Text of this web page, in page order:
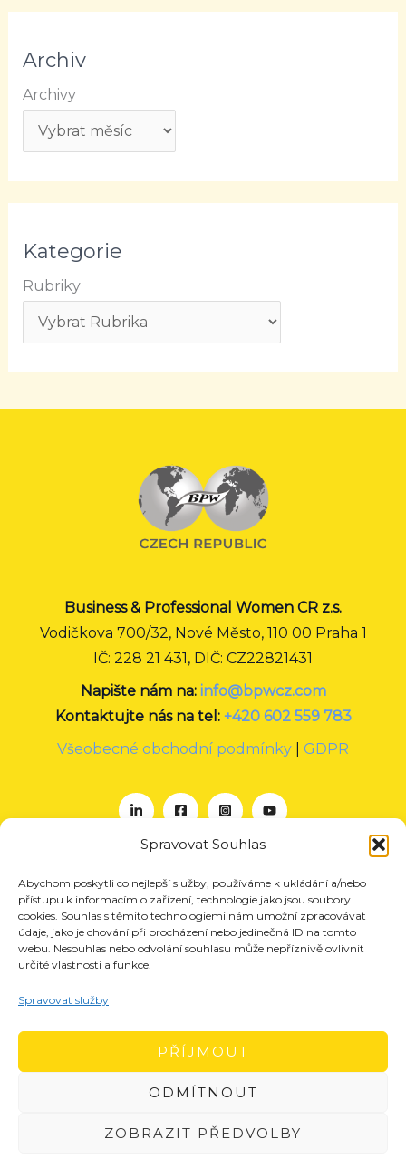
Spravovat Souhlas
Abychom poskytli co nejlepší služby, používáme k ukládání a/nebo
přístupu k informacím o zařízení, technologie jako jsou soubory
cookies. Souhlas s těmito technologiemi nám umožní zpracovávat
údaje, jako je chování při procházení nebo jedinečná ID na tomto
webu. Nesouhlas nebo odvolání souhlasu může nepříznivě ovlivnit
určité vlastnosti a funkce.
Spravovat služby
PŘÍJMOUT
ODMÍTNOUT
ZOBRAZIT PŘEDVOLBY
Archiv
Archivy
Kategorie
Rubriky
Business & Professional Women CR z.s.
Vodičkova 700/32, Nové Město, 110 00 Praha 1
IČ: 228 21 431, DIČ: CZ22821431
Napište nám na: info@bpwcz.com
Kontaktujte nás na tel: +420 602 559 783
Všeobecné obchodní podmínky
GDPR
O nás
Projekty
Členství
Kontakt